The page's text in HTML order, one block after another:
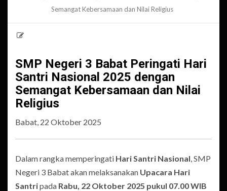
Semangat Kebersamaan dan Nilai Religius
SMP Negeri 3 Babat Peringati Hari
Santri Nasional 2025 dengan
Semangat Kebersamaan dan Nilai
Religius
Babat, 22 Oktober 2025
Dalam rangka memperingati Hari Santri Nasional, SMP
Negeri 3 Babat akan melaksanakan Upacara Hari
Santripada Rabu, 22 Oktober 2025 pukul 07.00 WIB